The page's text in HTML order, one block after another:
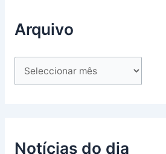
Arquivo
Notícias do dia